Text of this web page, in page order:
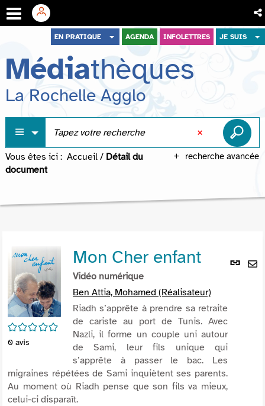
menu
contenu
recherche
EN PRATIQUE AGENDA INFOLETTRES JE SUIS
Médiathèques
La Rochelle Agglo
recherche avancée
Vous êtes ici : Accueil / Détail du
document
Lien
/5
0 avis
Mon Cher enfant
Vidéo numérique
Ben Attia, Mohamed (Réalisateur)
Riadh s’apprête à prendre sa retraite
de cariste au port de Tunis. Avec
Nazli, il forme un couple uni autour
de Sami, leur fils unique qui
s’apprête à passer le bac. Les
migraines répétées de Sami inquiètent ses parents.
Au moment où Riadh pense que son fils va mieux,
celui-ci disparaît.